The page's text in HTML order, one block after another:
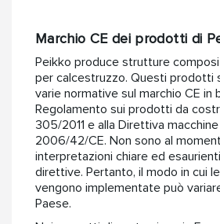
Marchio CE dei prodotti di
Peikko produce strutture
per calcestruzzo. Questi prodotti
varie normative sul marchio CE in
Regolamento sui prodotti da
305/2011 e alla Direttiva
2006/42/CE. Non sono al
interpretazioni chiare ed
direttive. Pertanto, il modo in cui
vengono implementate può
Paese.